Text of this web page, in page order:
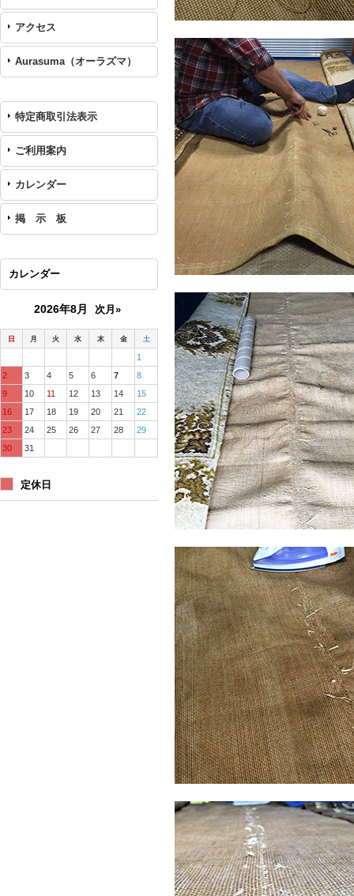
アクセス
Aurasuma（オーラズマ）
特定商取引法表示
ご利用案内
カレンダー
掲 示 板
カレンダー
2026年8月 次月»
日 月 火 水 木 金 土
1
2
3 4 5 6 7
8
9
10 11 12 13 14
15
16
17 18 19 20 21
22
23
24 25 26 27 28
29
30
31
定休日